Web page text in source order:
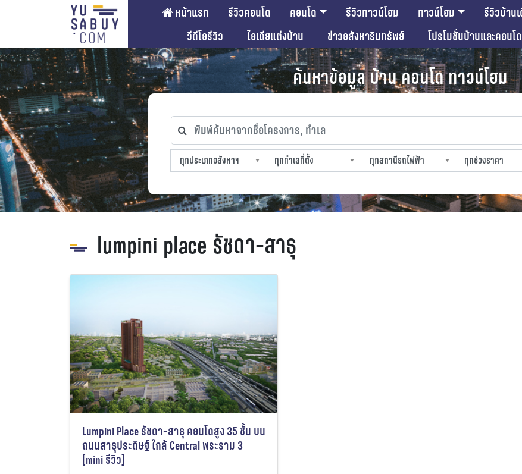
หน้าแรก รีวิวคอนโด คอนโด รีวิวทาวน์โฮม ทาวน์โฮม รีวิวบ้าน
วีดีโอรีวิว
ไอเดียแต่งบ้าน ข่าวอสังหาริมทรัพย์ โปรโมชั่นบ้านและคอนโด
ค้นหาข้อมูล บ้าน คอนโด ทาวน์โฮม
พิมพ์ค้นหาจากชื่อโครงการ, ทำเล
ทุกประเภทอสังหาฯ
ทุกประเภทอสังหาฯ
ทุกทำเลที่ตั้ง
ทุกทำเลที่ตั้ง
ทุกสถานีรถไฟฟ้า
ทุกสถานีรถไฟฟ้า
ทุกช่วงราคา
ทุกช่วงราคา
lumpini place รัชดา-สาธุ
Lumpini Place รัชดา-สาธุ คอนโดสูง 35 ชั้น บน
ถนนสาธุประดิษฐ์ ใกล้ Central พระราม 3
[mini รีวิว]